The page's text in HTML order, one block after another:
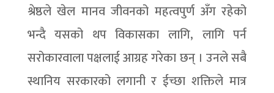
श्रेष्ठले खेल मानव जीवनको महत्वपुर्ण अँग रहेको
भन्दै यसको थप विकासका लागि, लागि पर्न
सरोकारवाला पक्षलाई आग्रह गरेका छन् । उनले सबै
स्थानिय सरकारको लगानी र ईच्छा शक्तिले मात्र